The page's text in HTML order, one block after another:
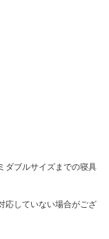
ダブルサイズまでの寝具
応していない場合がござ